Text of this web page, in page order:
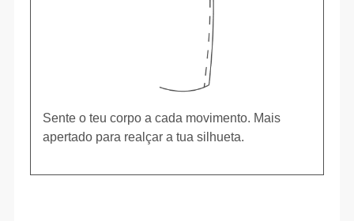
Sente o teu corpo a cada movimento. Mais
apertado para realçar a tua silhueta.